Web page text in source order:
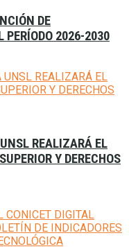
DE
PERÍODO 2026-2030
REALIZARÁ EL
Y DERECHOS